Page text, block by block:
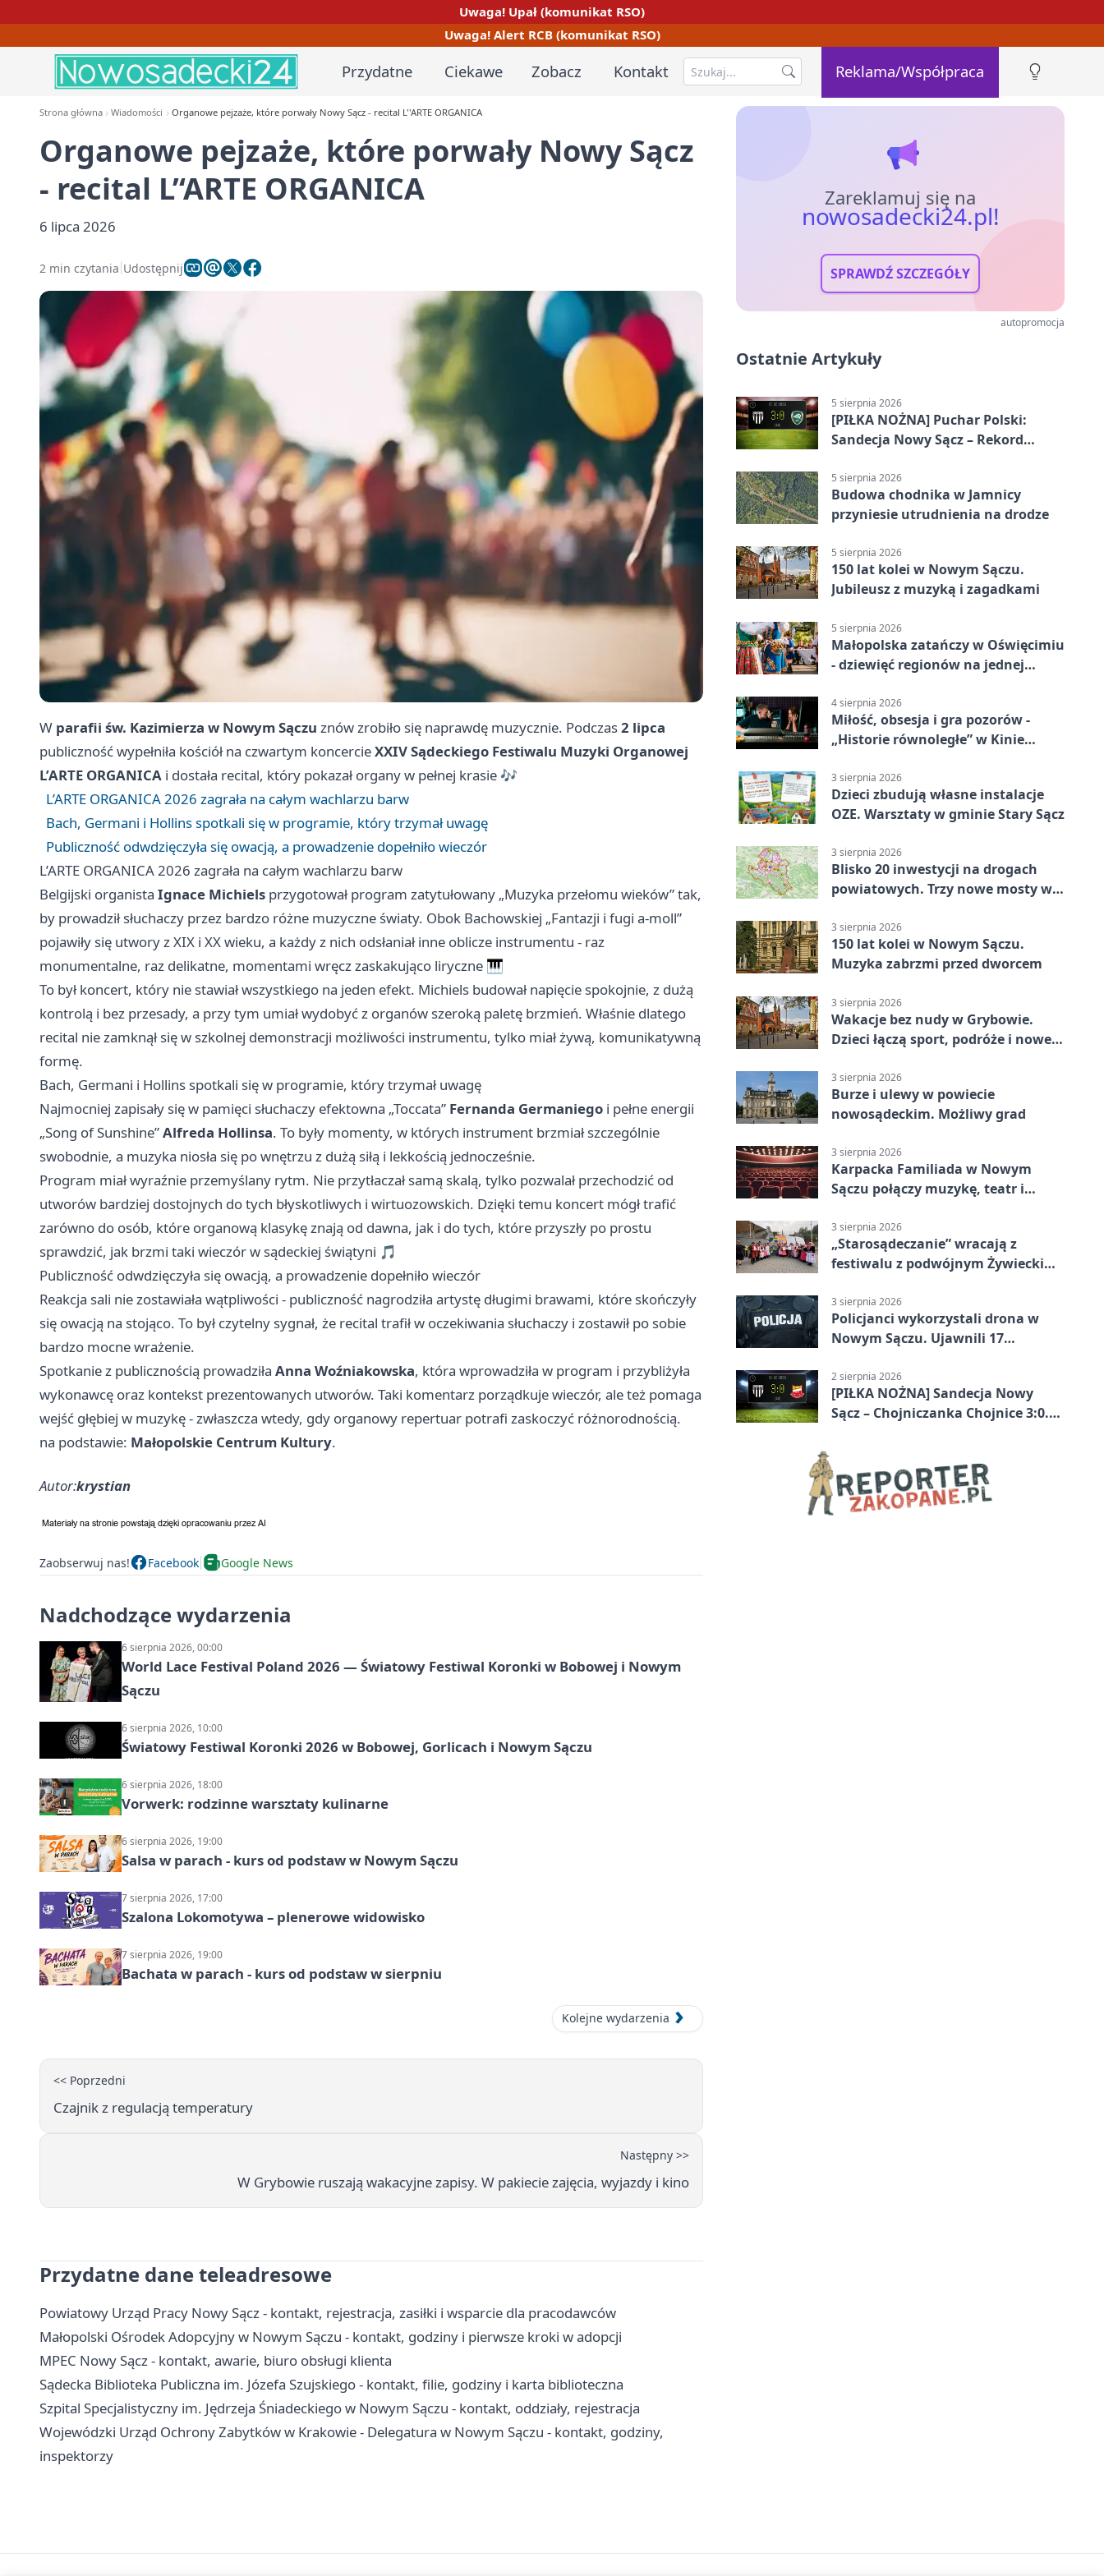
Uwaga! Upał (komunikat RSO)
Uwaga! Alert RCB (komunikat RSO)
Przydatne Ciekawe Zobacz Kontakt Reklama/Współpraca
Strona główna Wiadomości Organowe pejzaże, które porwały Nowy Sącz - recital L''ARTE ORGANICA
Organowe pejzaże, które porwały Nowy Sącz
- recital L’‘ARTE ORGANICA
6 lipca 2026
2 min czytania Udostępnij
W parafii św. Kazimierza w Nowym Sączu znów zrobiło się naprawdę muzycznie. Podczas2 lipca
publiczność wypełniła kościół na czwartym koncercieXXIV Sądeckiego Festiwalu Muzyki Organowej
L’ARTE ORGANICA i dostała recital, który pokazał organy w pełnej krasie 🎶
L’ARTE ORGANICA 2026 zagrała na całym wachlarzu barw
Bach, Germani i Hollins spotkali się w programie, który trzymał uwagę
Publiczność odwdzięczyła się owacją, a prowadzenie dopełniło wieczór
L’ARTE ORGANICA 2026 zagrała na całym wachlarzu barw
Belgijski organista Ignace Michiels przygotował program zatytułowany „Muzyka przełomu wieków” tak,
by prowadził słuchaczy przez bardzo różne muzyczne światy. Obok Bachowskiej „Fantazji i fugi a-moll”
pojawiły się utwory z XIX i XX wieku, a każdy z nich odsłaniał inne oblicze instrumentu - raz
monumentalne, raz delikatne, momentami wręcz zaskakująco liryczne 🎹
To był koncert, który nie stawiał wszystkiego na jeden efekt. Michiels budował napięcie spokojnie, z dużą
kontrolą i bez przesady, a przy tym umiał wydobyć z organów szeroką paletę brzmień. Właśnie dlatego
recital nie zamknął się w szkolnej demonstracji możliwości instrumentu, tylko miał żywą, komunikatywną
formę.
Bach, Germani i Hollins spotkali się w programie, który trzymał uwagę
Najmocniej zapisały się w pamięci słuchaczy efektowna „Toccata” Fernanda Germaniego i pełne energii
„Song of Sunshine”Alfreda Hollinsa. To były momenty, w których instrument brzmiał szczególnie
swobodnie, a muzyka niosła się po wnętrzu z dużą siłą i lekkością jednocześnie.
Program miał wyraźnie przemyślany rytm. Nie przytłaczał samą skalą, tylko pozwalał przechodzić od
utworów bardziej dostojnych do tych błyskotliwych i wirtuozowskich. Dzięki temu koncert mógł trafić
zarówno do osób, które organową klasykę znają od dawna, jak i do tych, które przyszły po prostu
sprawdzić, jak brzmi taki wieczór w sądeckiej świątyni 🎵
Publiczność odwdzięczyła się owacją, a prowadzenie dopełniło wieczór
Reakcja sali nie zostawiała wątpliwości - publiczność nagrodziła artystę długimi brawami, które skończyły
się owacją na stojąco. To był czytelny sygnał, że recital trafił w oczekiwania słuchaczy i zostawił po sobie
bardzo mocne wrażenie.
Spotkanie z publicznością prowadziła Anna Woźniakowska, która wprowadziła w program i przybliżyła
wykonawcę oraz kontekst prezentowanych utworów. Taki komentarz porządkuje wieczór, ale też pomaga
wejść głębiej w muzykę - zwłaszcza wtedy, gdy organowy repertuar potrafi zaskoczyć różnorodnością.
na podstawie: Małopolskie Centrum Kultury.
Autor:krystian
Zaobserwuj nas! Facebook Google News
Nadchodzące wydarzenia
6 sierpnia 2026, 00:00
World Lace Festival Poland 2026 — Światowy Festiwal Koronki w Bobowej i Nowym
Sączu
6 sierpnia 2026, 10:00
Światowy Festiwal Koronki 2026 w Bobowej, Gorlicach i Nowym Sączu
6 sierpnia 2026, 18:00
Vorwerk: rodzinne warsztaty kulinarne
6 sierpnia 2026, 19:00
Salsa w parach - kurs od podstaw w Nowym Sączu
7 sierpnia 2026, 17:00
Szalona Lokomotywa – plenerowe widowisko
7 sierpnia 2026, 19:00
Bachata w parach - kurs od podstaw w sierpniu
Kolejne wydarzenia
<< Poprzedni
Czajnik z regulacją temperatury
Następny >>
W Grybowie ruszają wakacyjne zapisy. W pakiecie zajęcia, wyjazdy i kino
Przydatne dane teleadresowe
Powiatowy Urząd Pracy Nowy Sącz - kontakt, rejestracja, zasiłki i wsparcie dla pracodawców
Małopolski Ośrodek Adopcyjny w Nowym Sączu - kontakt, godziny i pierwsze kroki w adopcji
MPEC Nowy Sącz - kontakt, awarie, biuro obsługi klienta
Sądecka Biblioteka Publiczna im. Józefa Szujskiego - kontakt, filie, godziny i karta biblioteczna
Szpital Specjalistyczny im. Jędrzeja Śniadeckiego w Nowym Sączu - kontakt, oddziały, rejestracja
Wojewódzki Urząd Ochrony Zabytków w Krakowie - Delegatura w Nowym Sączu - kontakt, godziny,
inspektorzy
Zareklamuj się na
nowosadecki24.pl!
SPRAWDŹ SZCZEGÓŁY
autopromocja
Ostatnie Artykuły
5 sierpnia 2026
[PIŁKA NOŻNA] Puchar Polski:
Sandecja Nowy Sącz – Rekord
5 sierpnia 2026
Budowa chodnika w Jamnicy
przyniesie utrudnienia na drodze
5 sierpnia 2026
150 lat kolei w Nowym Sączu.
Jubileusz z muzyką i zagadkami
5 sierpnia 2026
Małopolska zatańczy w Oświęcimiu
- dziewięć regionów na jednej
4 sierpnia 2026
Miłość, obsesja i gra pozorów -
„Historie równoległe” w Kinie
3 sierpnia 2026
Dzieci zbudują własne instalacje
OZE. Warsztaty w gminie Stary Sącz
3 sierpnia 2026
Blisko 20 inwestycji na drogach
powiatowych. Trzy nowe mosty w
3 sierpnia 2026
150 lat kolei w Nowym Sączu.
Muzyka zabrzmi przed dworcem
3 sierpnia 2026
Wakacje bez nudy w Grybowie.
Dzieci łączą sport, podróże i nowe
3 sierpnia 2026
Burze i ulewy w powiecie
nowosądeckim. Możliwy grad
3 sierpnia 2026
Karpacka Familiada w Nowym
Sączu połączy muzykę, teatr i
3 sierpnia 2026
„Starosądeczanie” wracają z
festiwalu z podwójnym Żywieckim
3 sierpnia 2026
Policjanci wykorzystali drona w
Nowym Sączu. Ujawnili 17
2 sierpnia 2026
[PIŁKA NOŻNA] Sandecja Nowy
Sącz – Chojniczanka Chojnice 3:0.